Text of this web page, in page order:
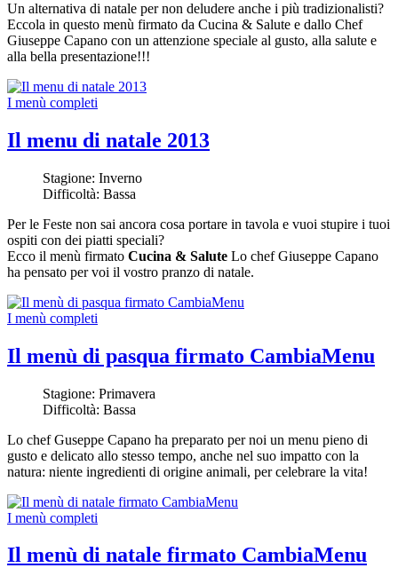
Un alternativa di natale per non deludere anche i più tradizionalisti?
Eccola in questo menù firmato da Cucina & Salute e dallo Chef
Giuseppe Capano con un attenzione speciale al gusto, alla salute e
alla bella presentazione!!!
I menù completi
Il menu di natale 2013
Stagione: Inverno
Difficoltà: Bassa
Per le Feste non sai ancora cosa portare in tavola e vuoi stupire i tuoi
ospiti con dei piatti speciali?
Ecco il menù firmato Cucina & Salute Lo chef Giuseppe Capano
ha pensato per voi il vostro pranzo di natale.
I menù completi
Il menù di pasqua firmato CambiaMenu
Stagione: Primavera
Difficoltà: Bassa
Lo chef Guseppe Capano ha preparato per noi un menu pieno di
gusto e delicato allo stesso tempo, anche nel suo impatto con la
natura: niente ingredienti di origine animali, per celebrare la vita!
I menù completi
Il menù di natale firmato CambiaMenu